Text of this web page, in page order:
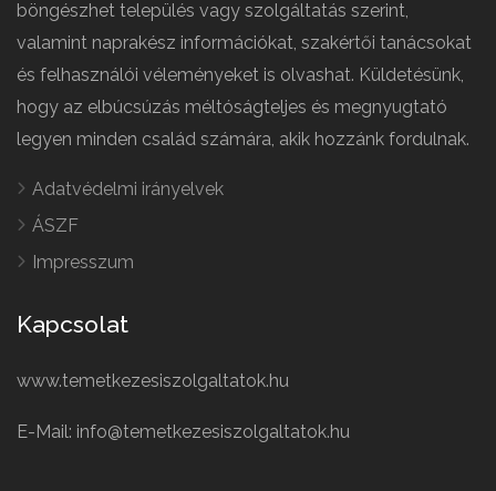
böngészhet település vagy szolgáltatás szerint,
valamint naprakész információkat, szakértői tanácsokat
és felhasználói véleményeket is olvashat. Küldetésünk,
hogy az elbúcsúzás méltóságteljes és megnyugtató
legyen minden család számára, akik hozzánk fordulnak.
Adatvédelmi irányelvek
ÁSZF
Impresszum
Kapcsolat
www.temetkezesiszolgaltatok.hu
E-Mail: info@temetkezesiszolgaltatok.hu